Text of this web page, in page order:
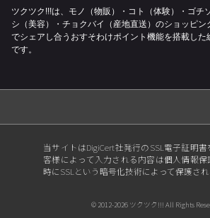
2026/06/01 【麺香房ぶしや本店】7周年
で感謝をお届けします‼️
2026/05/17
2026/05/02【GW通常営業✨】昼はつけ
🍜気分で選ぶ“ぶしやの一杯”
2026/04/24 【今が正解⭕️】長岡市の商
【知らずに損してる⁉️】全部
ツクツク!!!は、モノ（物販）・コト（体験）・ゴチ
シ（美容）・チョクバイ（産地直送）のショッピン
でシェアし合うおすそわけポイント機能を搭載した
です。
当サイトはDigiCert社発行のSSL電子証明
客様によって入力される内容は個人情報
時にSSLという暗号化技術によって保護され
© 2012-2026 ツクツク!!! All Rights